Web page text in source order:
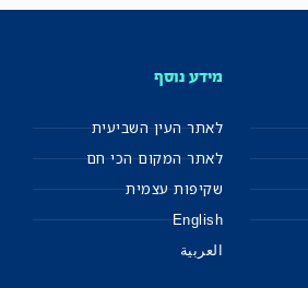
מידע נוסף
לאתר העין השביעית
לאתר המקום הכי חם
שקיפות עצמית
English
العربية